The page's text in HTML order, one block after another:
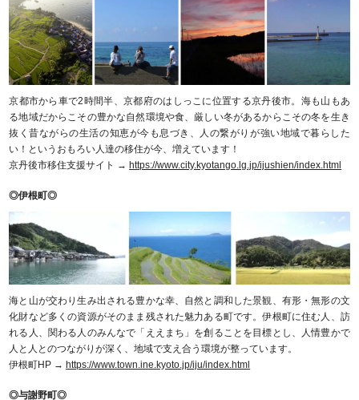
京都市から車で2時間半、京都府のはしっこに位置する京丹後市。海も山もあ
る地域だからこその豊かな自然環境や食、厳しい冬があるからこその冬を生き
抜く昔ながらの生活の知恵が今も息づき、人の繋がりが強い地域で暮らした
い！というおもろい人達の移住が今、増えています！
京丹後市移住支援サイト →https://www.city.kyotango.lg.jp/ijushien/index.html
◎伊根町◎
海と山が交わり生み出される豊かな幸、自然と調和した景観、有形・無形の文
化財など多くの資源がそのまま残された魅力ある町です。伊根町に住む人、訪
れる人、関わる人のみんなで「ええまち」を創ることを目標とし、人情豊かで
人と人とのつながりが深く、地域で支え合う環境が整っています。
伊根町HP → https://www.town.ine.kyoto.jp/iju/index.html
◎与謝野町◎